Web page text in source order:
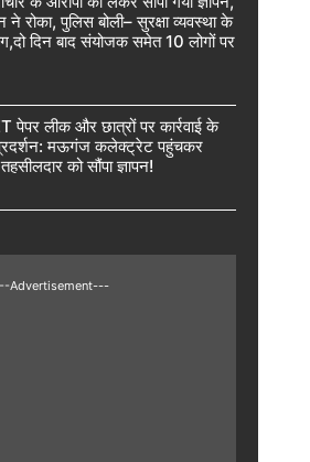
रोका, पुलिस बोली– सुरक्षा व्यवस्था के
दिन बाद संयोजक समेत 10 लोगों पर
लीक और छात्रों पर कार्रवाई के
प्रदर्शन: मऊगंज कलेक्ट्रेट पहुंचकर
को सौंपा ज्ञापन!
Advertisement---